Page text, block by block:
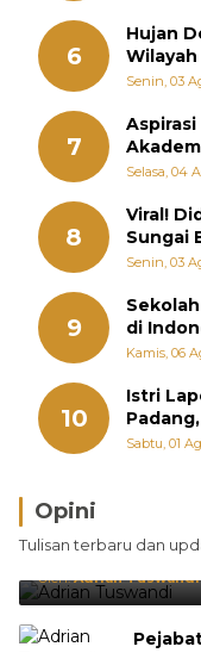
6
Hujan
Wilayah
Senin, 03
7
Selasa, 04
8
Viral!
Sungai
Warga
Senin, 03
9
di
Kamis, 06
10
Istri
Sabtu, 01
Opini
Tulisan terbaru dan
Brasil Lebih
Punya Cara
Oleh:Adrian Tuswandi